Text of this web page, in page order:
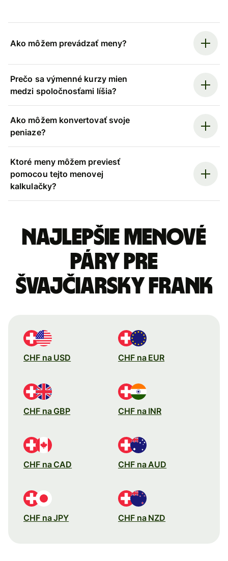
Ako môžem prevádzať meny?
Prečo sa výmenné kurzy mien
medzi spoločnosťami líšia?
Ako môžem konvertovať svoje
peniaze?
Ktoré meny môžem previesť
pomocou tejto menovej
kalkulačky?
Najlepšie menové
páry pre
Švajčiarsky frank
CHF na USD CHF na EUR
CHF na GBP CHF na INR
CHF na CAD CHF na AUD
CHF na JPY CHF na NZD